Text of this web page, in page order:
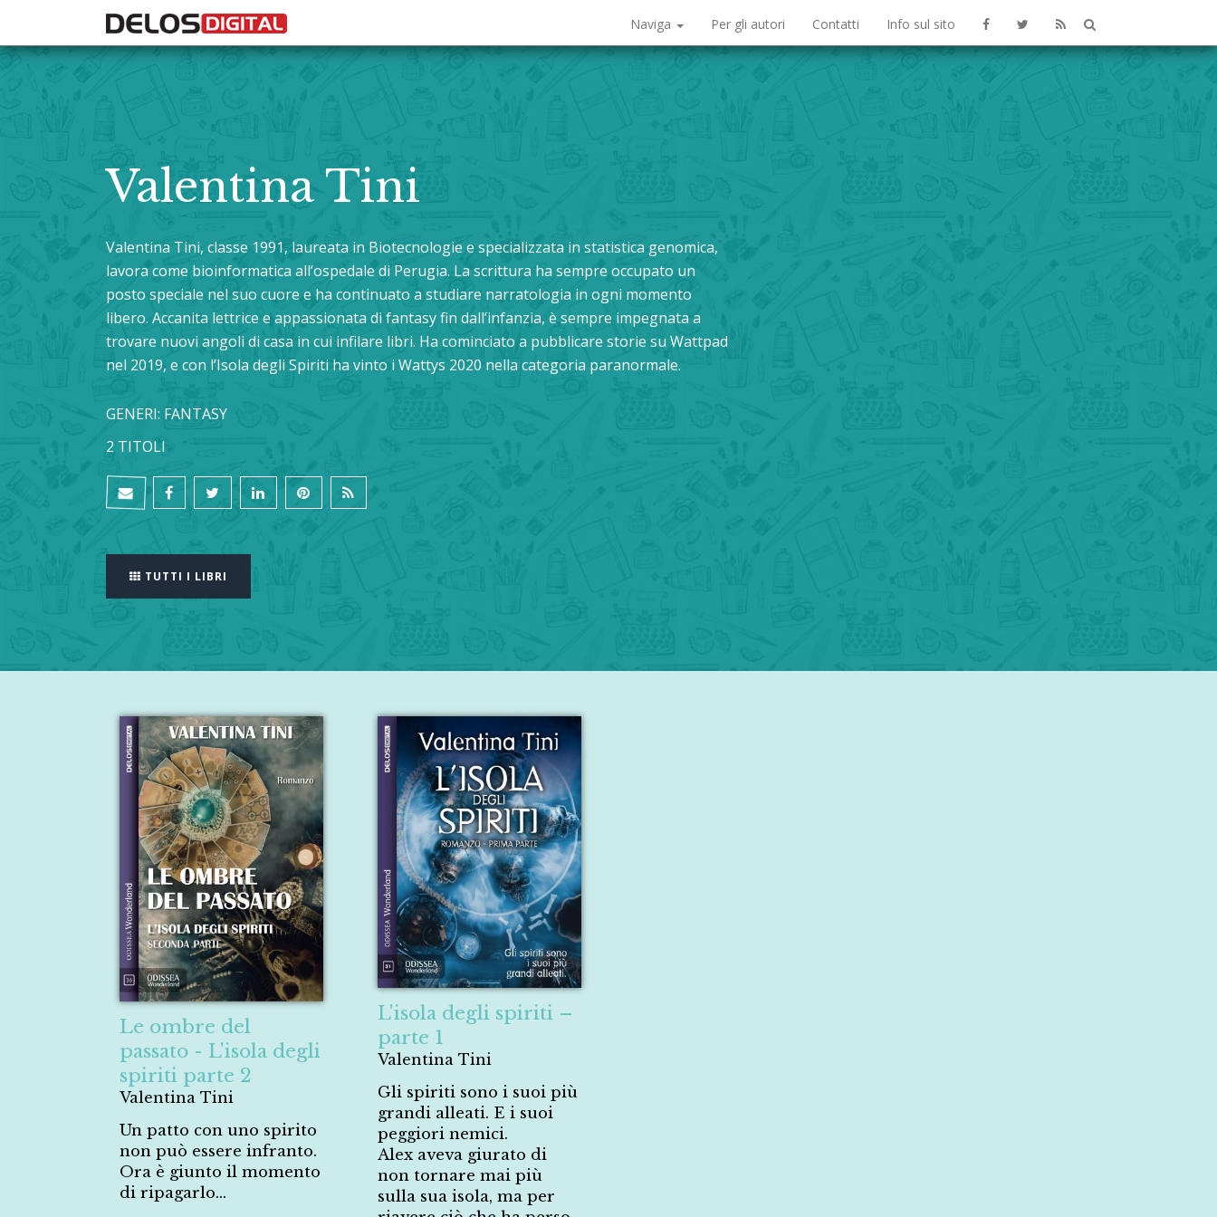
Naviga Per gli autori Contatti Info sul sito
Valentina Tini
Valentina Tini, classe 1991, laureata in Biotecnologie e specializzata in statistica genomica,
lavora come bioinformatica all’ospedale di Perugia. La scrittura ha sempre occupato un
posto speciale nel suo cuore e ha continuato a studiare narratologia in ogni momento
libero. Accanita lettrice e appassionata di fantasy fin dall’infanzia, è sempre impegnata a
trovare nuovi angoli di casa in cui infilare libri. Ha cominciato a pubblicare storie su Wattpad
nel 2019, e con l’Isola degli Spiriti ha vinto i Wattys 2020 nella categoria paranormale.
GENERI: FANTASY
2 TITOLI
TUTTI I LIBRI
Le ombre del
passato - L'isola degli
spiriti parte 2
Valentina Tini
Un patto con uno spirito
non può essere infranto.
Ora è giunto il momento
di ripagarlo...
L'isola degli spiriti –
parte 1
Valentina Tini
Gli spiriti sono i suoi più
grandi alleati. E i suoi
peggiori nemici.
Alex aveva giurato di
non tornare mai più
sulla sua isola, ma per